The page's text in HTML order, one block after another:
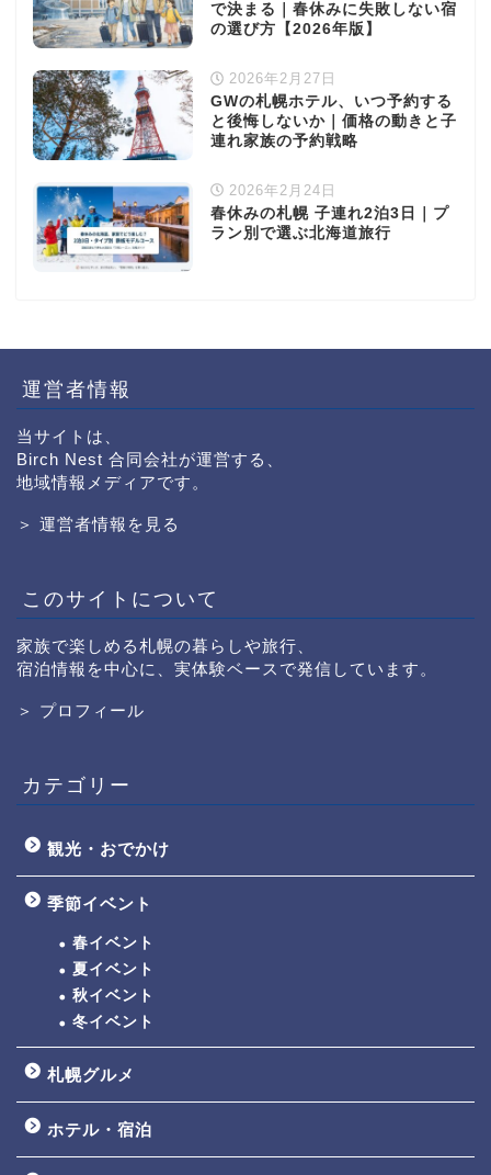
で決まる｜春休みに失敗しない宿
の選び方【2026年版】
2026年2月27日
GWの札幌ホテル、いつ予約する
と後悔しないか｜価格の動きと子
連れ家族の予約戦略
2026年2月24日
春休みの札幌 子連れ2泊3日｜プ
ラン別で選ぶ北海道旅行
運営者情報
当サイトは、
Birch Nest 合同会社が運営する、
地域情報メディアです。
＞ 運営者情報を見る
このサイトについて
家族で楽しめる札幌の暮らしや旅行、
宿泊情報を中心に、実体験ベースで発信しています。
＞ プロフィール
カテゴリー
観光・おでかけ
季節イベント
春イベント
夏イベント
秋イベント
冬イベント
札幌グルメ
ホテル・宿泊